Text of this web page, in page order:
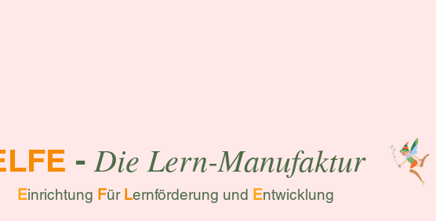
- Die Lern-Manufaktur
Einrichtung Für Lernförderung und Entwicklung